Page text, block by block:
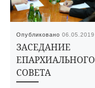
Опубликовано06.05.2019
ЗАСЕДАНИЕ
ЕПАРХИАЛЬНОГО
СОВЕТА